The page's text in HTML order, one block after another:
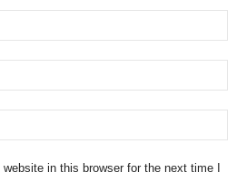
in this browser for the next time I